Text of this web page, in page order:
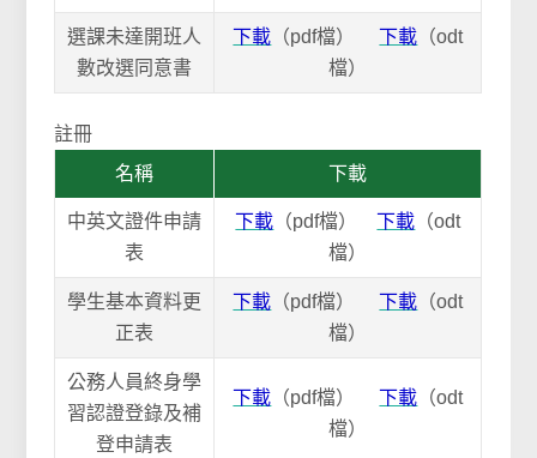
選課未達開班人
數改選同意書
下載 （pdf檔）下載 （odt
檔）
註冊
名稱
下載
中英文證件申請
表
下載 （pdf檔）下載 （odt
檔）
學生基本資料更
正表
下載 （pdf檔）下載 （odt
檔）
公務人員終身學
習認證登錄及補
登申請表
下載 （pdf檔）下載 （odt
檔）